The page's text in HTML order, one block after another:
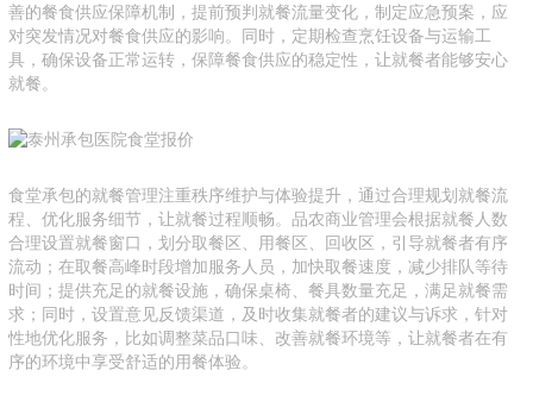
善的餐食供应保障机制，提前预判就餐流量变化，制定应急预案，应
对突发情况对餐食供应的影响。同时，定期检查烹饪设备与运输工
具，确保设备正常运转，保障餐食供应的稳定性，让就餐者能够安心
就餐。
食堂承包的就餐管理注重秩序维护与体验提升，通过合理规划就餐流
程、优化服务细节，让就餐过程顺畅。品农商业管理会根据就餐人数
合理设置就餐窗口，划分取餐区、用餐区、回收区，引导就餐者有序
流动；在取餐高峰时段增加服务人员，加快取餐速度，减少排队等待
时间；提供充足的就餐设施，确保桌椅、餐具数量充足，满足就餐需
求；同时，设置意见反馈渠道，及时收集就餐者的建议与诉求，针对
性地优化服务，比如调整菜品口味、改善就餐环境等，让就餐者在有
序的环境中享受舒适的用餐体验。